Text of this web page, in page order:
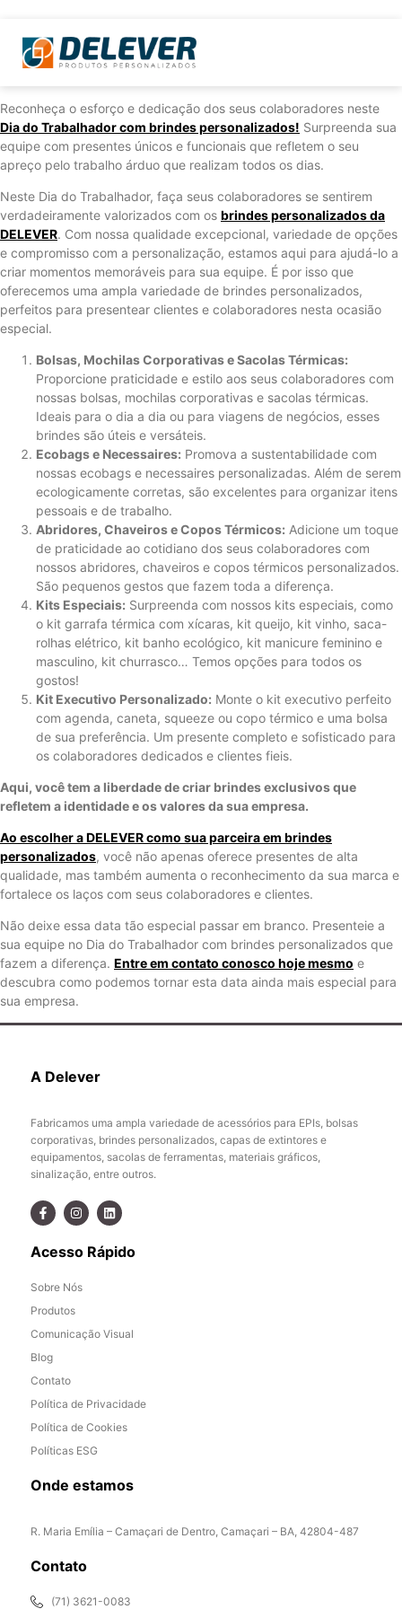
Reconheça o esforço e dedicação dos seus colaboradores neste
Dia do Trabalhador com brindes personalizados! Surpreenda sua
equipe com presentes únicos e funcionais que refletem o seu
apreço pelo trabalho árduo que realizam todos os dias.
Neste Dia do Trabalhador, faça seus colaboradores se sentirem
verdadeiramente valorizados com os brindes personalizados da
DELEVER. Com nossa qualidade excepcional, variedade de opções
e compromisso com a personalização, estamos aqui para ajudá-lo a
criar momentos memoráveis para sua equipe. É por isso que
oferecemos uma ampla variedade de brindes personalizados,
perfeitos para presentear clientes e colaboradores nesta ocasião
especial.
Bolsas, Mochilas Corporativas e Sacolas Térmicas:
Proporcione praticidade e estilo aos seus colaboradores com
nossas bolsas, mochilas corporativas e sacolas térmicas.
Ideais para o dia a dia ou para viagens de negócios, esses
brindes são úteis e versáteis.
Ecobags e Necessaires: Promova a sustentabilidade com
nossas ecobags e necessaires personalizadas. Além de serem
ecologicamente corretas, são excelentes para organizar itens
pessoais e de trabalho.
Abridores, Chaveiros e Copos Térmicos: Adicione um toque
de praticidade ao cotidiano dos seus colaboradores com
nossos abridores, chaveiros e copos térmicos personalizados.
São pequenos gestos que fazem toda a diferença.
Kits Especiais: Surpreenda com nossos kits especiais, como
o kit garrafa térmica com xícaras, kit queijo, kit vinho, saca-
rolhas elétrico, kit banho ecológico, kit manicure feminino e
masculino, kit churrasco… Temos opções para todos os
gostos!
Kit Executivo Personalizado: Monte o kit executivo perfeito
com agenda, caneta, squeeze ou copo térmico e uma bolsa
de sua preferência. Um presente completo e sofisticado para
os colaboradores dedicados e clientes fieis.
Aqui, você tem a liberdade de criar brindes exclusivos que
refletem a identidade e os valores da sua empresa.
Ao escolher a DELEVER como sua parceira em brindes
personalizados, você não apenas oferece presentes de alta
qualidade, mas também aumenta o reconhecimento da sua marca e
fortalece os laços com seus colaboradores e clientes.
Não deixe essa data tão especial passar em branco. Presenteie a
sua equipe no Dia do Trabalhador com brindes personalizados que
fazem a diferença. Entre em contato conosco hoje mesmo e
descubra como podemos tornar esta data ainda mais especial para
sua empresa.
A Delever
Fabricamos uma ampla variedade de acessórios para EPIs, bolsas
corporativas, brindes personalizados, capas de extintores e
equipamentos, sacolas de ferramentas, materiais gráficos,
sinalização, entre outros.
Acesso Rápido
Sobre Nós
Produtos
Comunicação Visual
Blog
Contato
Política de Privacidade
Política de Cookies
Políticas ESG
Onde estamos
R. Maria Emília – Camaçari de Dentro, Camaçari – BA, 42804-487
Contato
(71) 3621-0083